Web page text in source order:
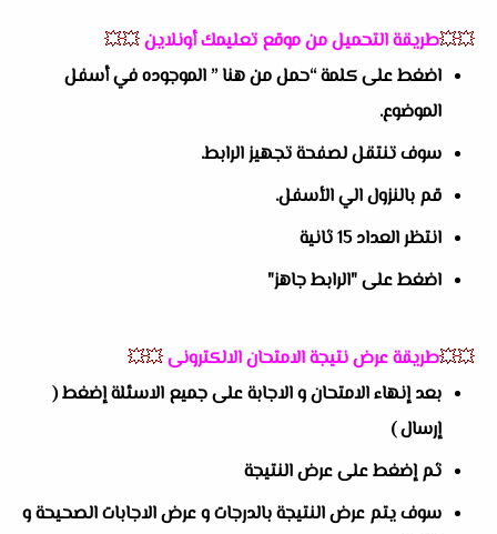
💥💥طريقة التحميل من موقع تعليمك أونلاين💥💥
اضغط على كلمة “حمل من هنا ” الموجوده في أسفل
الموضوع.
سوف تنتقل لصفحة تجهيز الرابط.
قم بالنزول الي الأسفل.
انتظر العداد 15 ثانية
اضغط على "الرابط جاهز"
💥💥طريقة عرض نتيجة الامتحان الالكترونى💥💥
بعد إنهاء الامتحان و الاجابة على جميع الاسئلة إضغط (
إرسال )
ثم إضغط على عرض النتيجة
سوف يتم عرض النتيجة بالدرجات و عرض الاجابات الصحيحة و